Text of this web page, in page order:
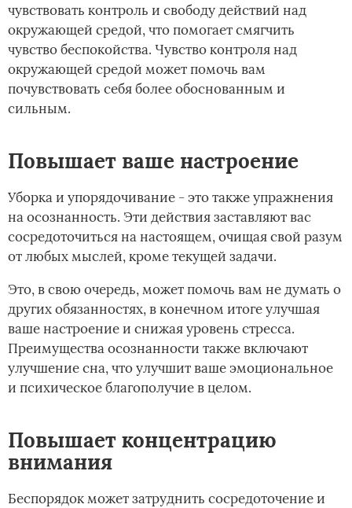
чувствовать контроль и свободу действий над
окружающей средой, что помогает смягчить
чувство беспокойства. Чувство контроля над
окружающей средой может помочь вам
почувствовать себя более обоснованным и
сильным.
Повышает ваше настроение
Уборка и упорядочивание - это также упражнения
на осознанность. Эти действия заставляют вас
сосредоточиться на настоящем, очищая свой разум
от любых мыслей, кроме текущей задачи.
Это, в свою очередь, может помочь вам не думать о
других обязанностях, в конечном итоге улучшая
ваше настроение и снижая уровень стресса.
Преимущества осознанности также включают
улучшение сна, что улучшит ваше эмоциональное
и психическое благополучие в целом.
Повышает концентрацию
внимания
Беспорядок может затруднить сосредоточение и